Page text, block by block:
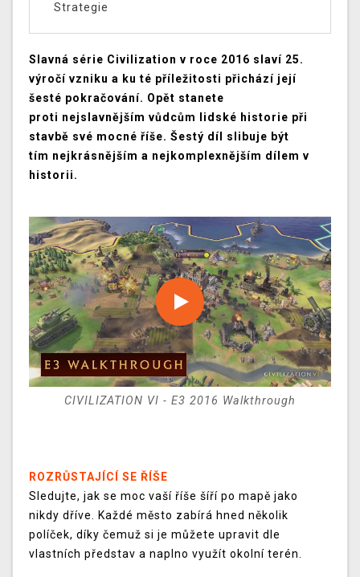
Strategie
Slavná série Civilization v roce 2016 slaví 25.
výročí vzniku a ku té příležitosti přichází její
šesté pokračování. Opět stanete
proti nejslavnějším vůdcům lidské historie při
stavbě své mocné říše. Šestý díl slibuje být
tím nejkrásnějším a nejkomplexnějším dílem v
historii.
CIVILIZATION VI - E3 2016 Walkthrough
ROZRŮSTAJÍCÍ SE ŘÍŠE
Sledujte, jak se moc vaší říše šíří po mapě jako
nikdy dříve. Každé město zabírá hned několik
políček, díky čemuž si je můžete upravit dle
vlastních představ a naplno využít okolní terén.